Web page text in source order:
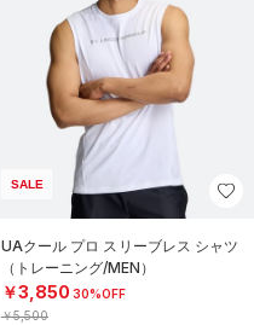
SALE
UAクール プロ スリーブレス シャツ
（トレーニング/MEN）
￥3,850 30%OFF
￥5,500